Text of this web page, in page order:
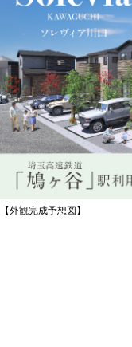
【外観完成予想図】